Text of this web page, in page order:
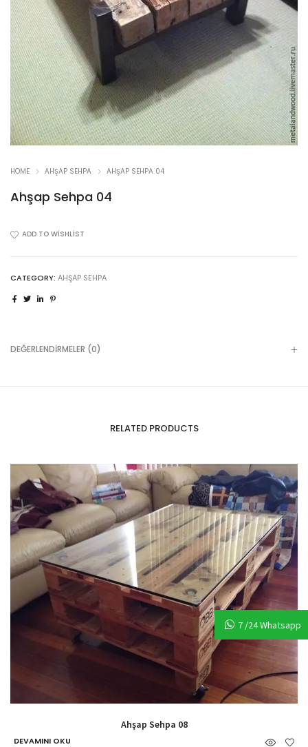
HOME AHŞAP SEHPA AHŞAP SEHPA 04
Ahşap Sehpa 04
ADD TO WISHLIST
CATEGORY: AHŞAP SEHPA
DEĞERLENDIRMELER (0)
RELATED PRODUCTS
Ahşap Sehpa 08
DEVAMINI OKU
7 /24 Whatsapp